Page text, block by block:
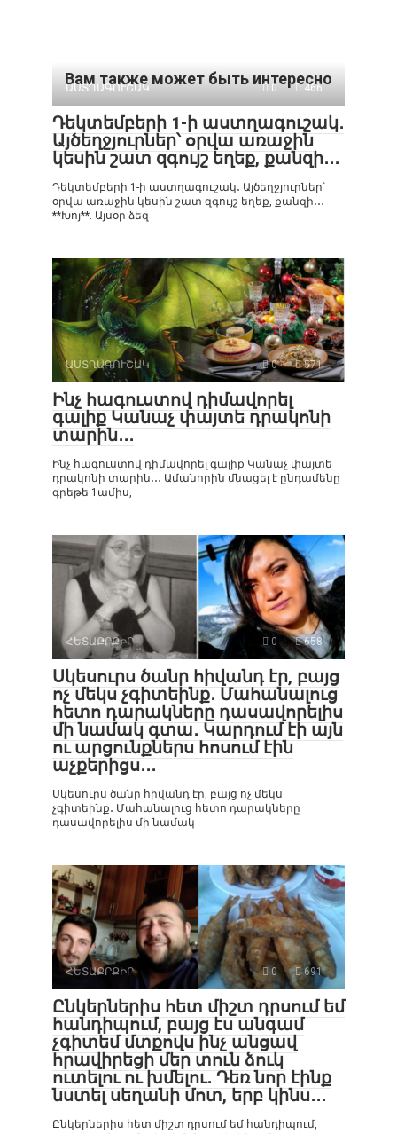
Вам также может быть интересно
ԱՍՏՂԱԳՈՒՇԱԿ 0 466
Դեկտեմբերի 1-ի աստղագուշակ․
Այծեղջյուրներ՝ օրվա առաջին
կեսին շատ զգույշ եղեք, քանզի․․․
Դեկտեմբերի 1-ի աստղագուշակ․ Այծեղջյուրներ՝
օրվա առաջին կեսին շատ զգույշ եղեք, քանզի․․․
**Խոյ**. Այսօր ձեզ
ԱՍՏՂԱԳՈՒՇԱԿ 0 571
Ինչ հագուստով դիմավորել
գալիք Կանաչ փայտե դրակոնի
տարին․․․
Ինչ հագուստով դիմավորել գալիք Կանաչ փայտե
դրակոնի տարին․․․ Ամանորին մնացել է ընդամենը
գրեթե 1ամիս,
ՀԵՏԱՔՐՔԻՐ 0 658
Սկեսուրս ծանր հիվանդ էր, բայց
ոչ մեկս չգիտեինք․ Մահանալուց
հետո դարակները դասավորելիս
մի նամակ գտա․ Կարդում էի այն
ու արցունքներս հոսում էին
աչքերիցս․․․
Սկեսուրս ծանր հիվանդ էր, բայց ոչ մեկս
չգիտեինք․ Մահանալուց հետո դարակները
դասավորելիս մի նամակ
ՀԵՏԱՔՐՔԻՐ 0 691
Ընկերներիս հետ միշտ դրսում եմ
հանդիպում, բայց էս անգամ
չգիտեմ մտքովս ինչ անցավ
հրավիրեցի մեր տուն ձուկ
ուտելու ու խմելու․ Դեռ նոր էինք
նստել սեղանի մոտ, երբ կինս․․․
Ընկերներիս հետ միշտ դրսում եմ հանդիպում,